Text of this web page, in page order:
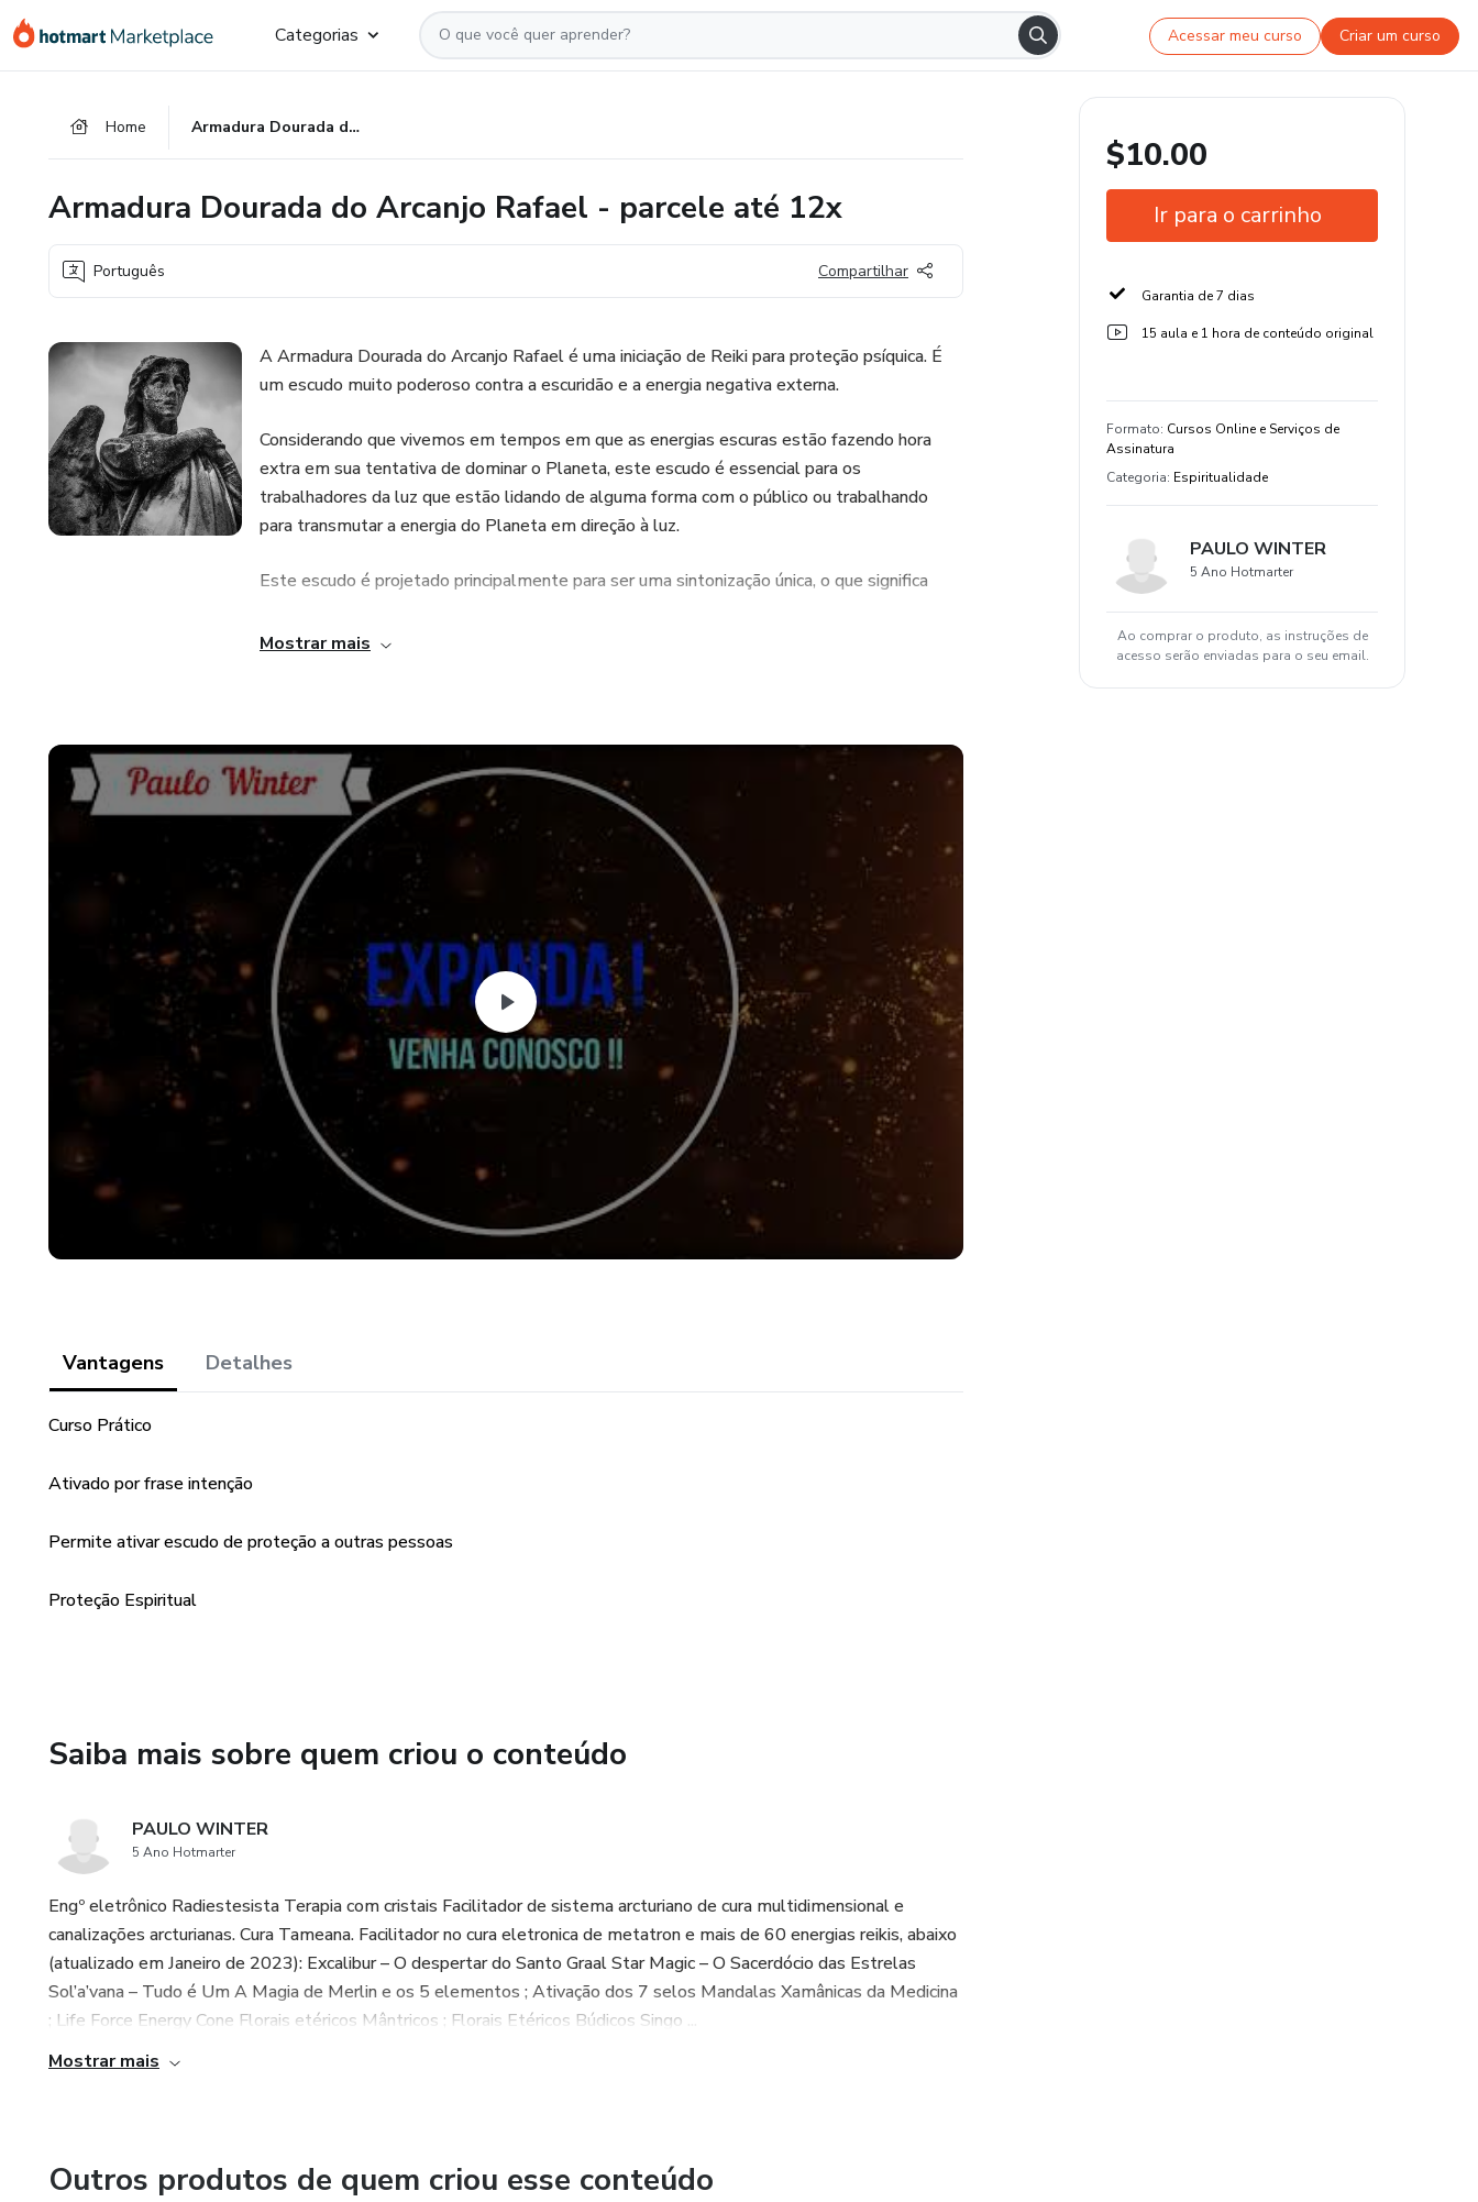
para
para
para
Categorias Acessar meu curso Criar um curso
Home Armadura Dourada do Arcanjo Rafael - parcele até 12x
Armadura Dourada do Arcanjo Rafael - parcele até 12x
Português Compartilhar
A Armadura Dourada do Arcanjo Rafael é uma iniciação de Reiki para proteção psíquica. É
um escudo muito poderoso contra a escuridão e a energia negativa externa.
Considerando que vivemos em tempos em que as energias escuras estão fazendo hora
extra em sua tentativa de dominar o Planeta, este escudo é essencial para os
trabalhadores da luz que estão lidando de alguma forma com o público ou trabalhando
para transmutar a energia do Planeta em direção à luz.
Este escudo é projetado principalmente para ser uma sintonização única, o que significa
que, depois de receber a Armadura Dourada, você não precisa se reiniciar. No entanto, você
canalizadora: Stephanie Brail
Mostrar mais
Vantagens Detalhes
Curso Prático
Ativado por frase intenção
Permite ativar escudo de proteção a outras pessoas
Proteção Espiritual
Saiba mais sobre quem criou o conteúdo
PAULO WINTER
5 Ano Hotmarter
Engº eletrônico Radiestesista Terapia com cristais Facilitador de sistema arcturiano de cura multidimensional e
canalizações arcturianas. Cura Tameana. Facilitador no cura eletronica de metatron e mais de 60 energias reikis, abaixo
(atualizado em Janeiro de 2023): Excalibur – O despertar do Santo Graal Star Magic – O Sacerdócio das Estrelas
Sol’a’vana – Tudo é Um A Magia de Merlin e os 5 elementos ; Ativação dos 7 selos Mandalas Xamânicas da Medicina
; Life Force Energy Cone Florais etéricos Mântricos ; Florais Etéricos Búdicos Singo ...
Mostrar mais
Outros produtos de quem criou esse conteúdo
$10.00
Ir para o carrinho
Garantia de 7 dias
15 aula e 1 hora de conteúdo original
Formato: Cursos Online e Serviços de
Assinatura
Categoria: Espiritualidade
PAULO WINTER
5 Ano Hotmarter
Ao comprar o produto, as instruções de
acesso serão enviadas para o seu email.